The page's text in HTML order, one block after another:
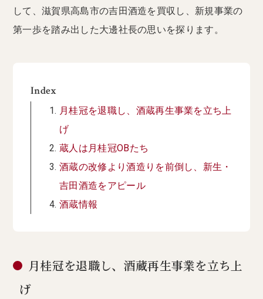
して、滋賀県高島市の吉田酒造を買収し、新規事業の
第一歩を踏み出した大邊社長の思いを探ります。
Index
月桂冠を退職し、酒蔵再生事業を立ち上
げ
蔵人は月桂冠OBたち
酒蔵の改修より酒造りを前倒し、新生・
吉田酒造をアピール
酒蔵情報
月桂冠を退職し、酒蔵再生事業を立ち上
げ